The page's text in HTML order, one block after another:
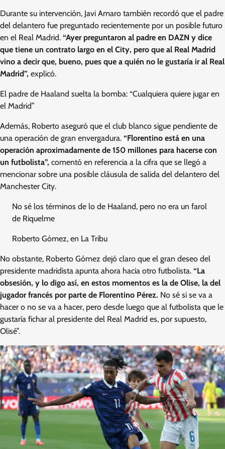
Durante su intervención, Javi Amaro también recordó que el padre
del delantero fue preguntado recientemente por un posible futuro
en el Real Madrid. “Ayer preguntaron al padre en DAZN y dice
que tiene un contrato largo en el City, pero que al Real Madrid
vino a decir que, bueno, pues que a quién no le gustaría ir al Real
Madrid”, explicó.
El padre de Haaland suelta la bomba: “Cualquiera quiere jugar en
el Madrid”
Además, Roberto aseguró que el club blanco sigue pendiente de
una operación de gran envergadura. “Florentino está en una
operación aproximadamente de 150 millones para hacerse con
un futbolista”, comentó en referencia a la cifra que se llegó a
mencionar sobre una posible cláusula de salida del delantero del
Manchester City.
No sé los términos de lo de Haaland, pero no era un farol
de Riquelme
Roberto Gómez, en La Tribu
No obstante, Roberto Gómez dejó claro que el gran deseo del
presidente madridista apunta ahora hacia otro futbolista. “La
obsesión, y lo digo así, en estos momentos es la de Olise, la del
jugador francés por parte de Florentino Pérez. No sé si se va a
hacer o no se va a hacer, pero desde luego que al futbolista que le
gustaría fichar al presidente del Real Madrid es, por supuesto,
Olisé”.